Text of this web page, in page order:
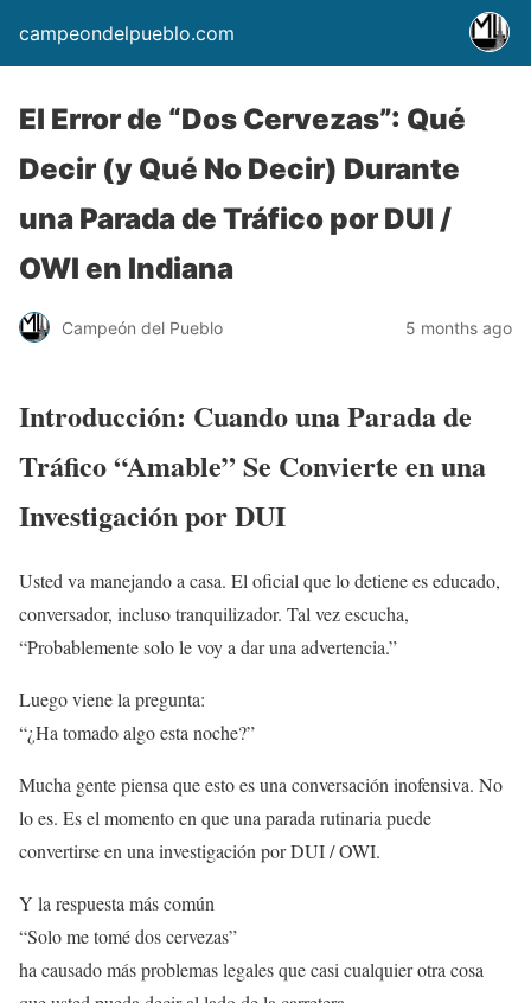
campeondelpueblo.com
El Error de “Dos Cervezas”: Qué
Decir (y Qué No Decir) Durante
una Parada de Tráfico por DUI /
OWI en Indiana
Campeón del Pueblo 5 months ago
Introducción: Cuando una Parada de
Tráfico “Amable” Se Convierte en una
Investigación por DUI
Usted va manejando a casa. El oficial que lo detiene es educado,
conversador, incluso tranquilizador. Tal vez escucha,
“Probablemente solo le voy a dar una advertencia.”
Luego viene la pregunta:
“¿Ha tomado algo esta noche?”
Mucha gente piensa que esto es una conversación inofensiva. No
lo es. Es el momento en que una parada rutinaria puede
convertirse en una investigación por DUI / OWI.
Y la respuesta más común
“Solo me tomé dos cervezas”
ha causado más problemas legales que casi cualquier otra cosa